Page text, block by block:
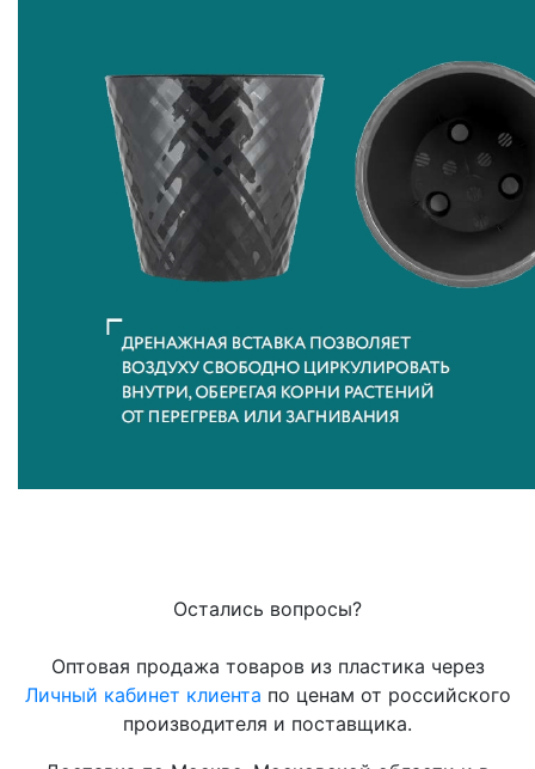
Остались вопросы?
Оптовая продажа товаров из пластика через
Личный кабинет клиента по ценам от российского
производителя и поставщика.